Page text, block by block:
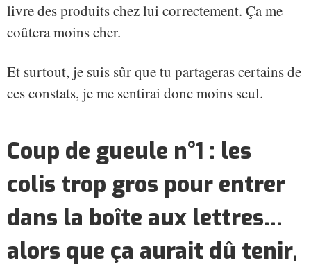
livre des produits chez lui correctement. Ça me
coûtera moins cher.
Et surtout, je suis sûr que tu partageras certains de
ces constats, je me sentirai donc moins seul.
Coup de gueule n°1 : les
colis trop gros pour entrer
dans la boîte aux lettres...
alors que ça aurait dû tenir,